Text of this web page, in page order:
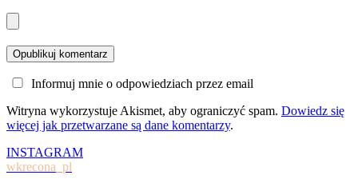
Informuj mnie o odpowiedziach przez email
Witryna wykorzystuje Akismet, aby ograniczyć spam. Dowiedz się
więcej jak przetwarzane są dane komentarzy.
INSTAGRAM
wkrecona_pl